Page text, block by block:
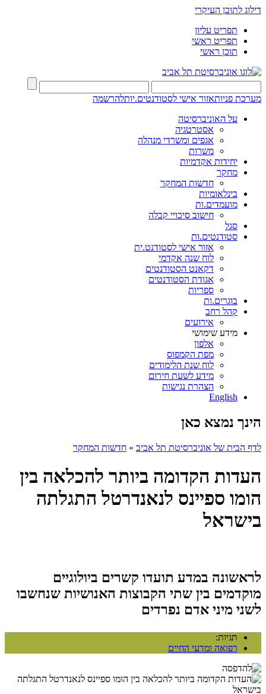
דילוג לתוכן העיקרי
תפריט עליון
תפריט ראשי
תוכן ראשי
מערכת פניותאזור אישי לסטודנטים.יותלהרשמה
על האוניברסיטה
אסטרטגיה
אגפים ומשרדי מנהלה
משרות
יחידות אקדמיות
מחקר
חדשות המחקר
בינלאומיות
מועמדים.ות
חישוב סיכויי קבלה
סגל
סטודנטים.ות
אזור אישי לסטודנט.ית
לוח שנה אקדמי
דקאנט הסטודנטים
אגודת הסטודנטים
ספריות
בוגרים.ות
קהל רחב
אירועים
מידע שימושי
אלפון
מפת הקמפוס
לוח שנת הלימודים
מידע לשעת חירום
הצהרת נגישות
English
הינך נמצא כאן
לדף הבית של אוניברסיטת תל אביב » חדשות המחקר
העדות הקדומה ביותר להכלאה בין
הומו ספיינס לנאנדרטל התגלתה
בישראל
לראשונה במדע תועדו קשרים ביולוגיים
מוקדמים בין שתי הקבוצות האנושיות שנחשבו
לשני מיני אדם נפרדים
תגיות:
רפואה ומדעי החיים